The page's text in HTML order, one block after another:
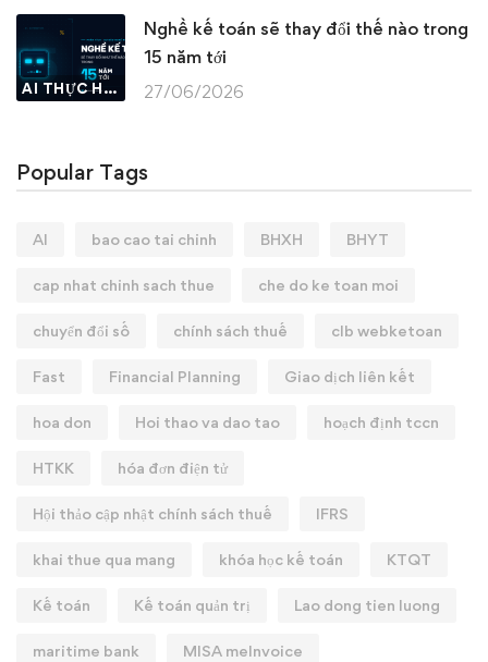
AI THỰC HÀNH
Nghề kế toán sẽ thay đổi thế nào trong
15 năm tới
27/06/2026
Popular Tags
AI bao cao tai chinh BHXH BHYT
cap nhat chinh sach thue che do ke toan moi
chuyển đổi số chính sách thuế clb webketoan
Fast Financial Planning Giao dịch liên kết
hoa don Hoi thao va dao tao hoạch định tccn
HTKK hóa đơn điện tử
Hội thảo cập nhật chính sách thuế IFRS
khai thue qua mang khóa học kế toán KTQT
Kế toán Kế toán quản trị Lao dong tien luong
maritime bank MISA meInvoice